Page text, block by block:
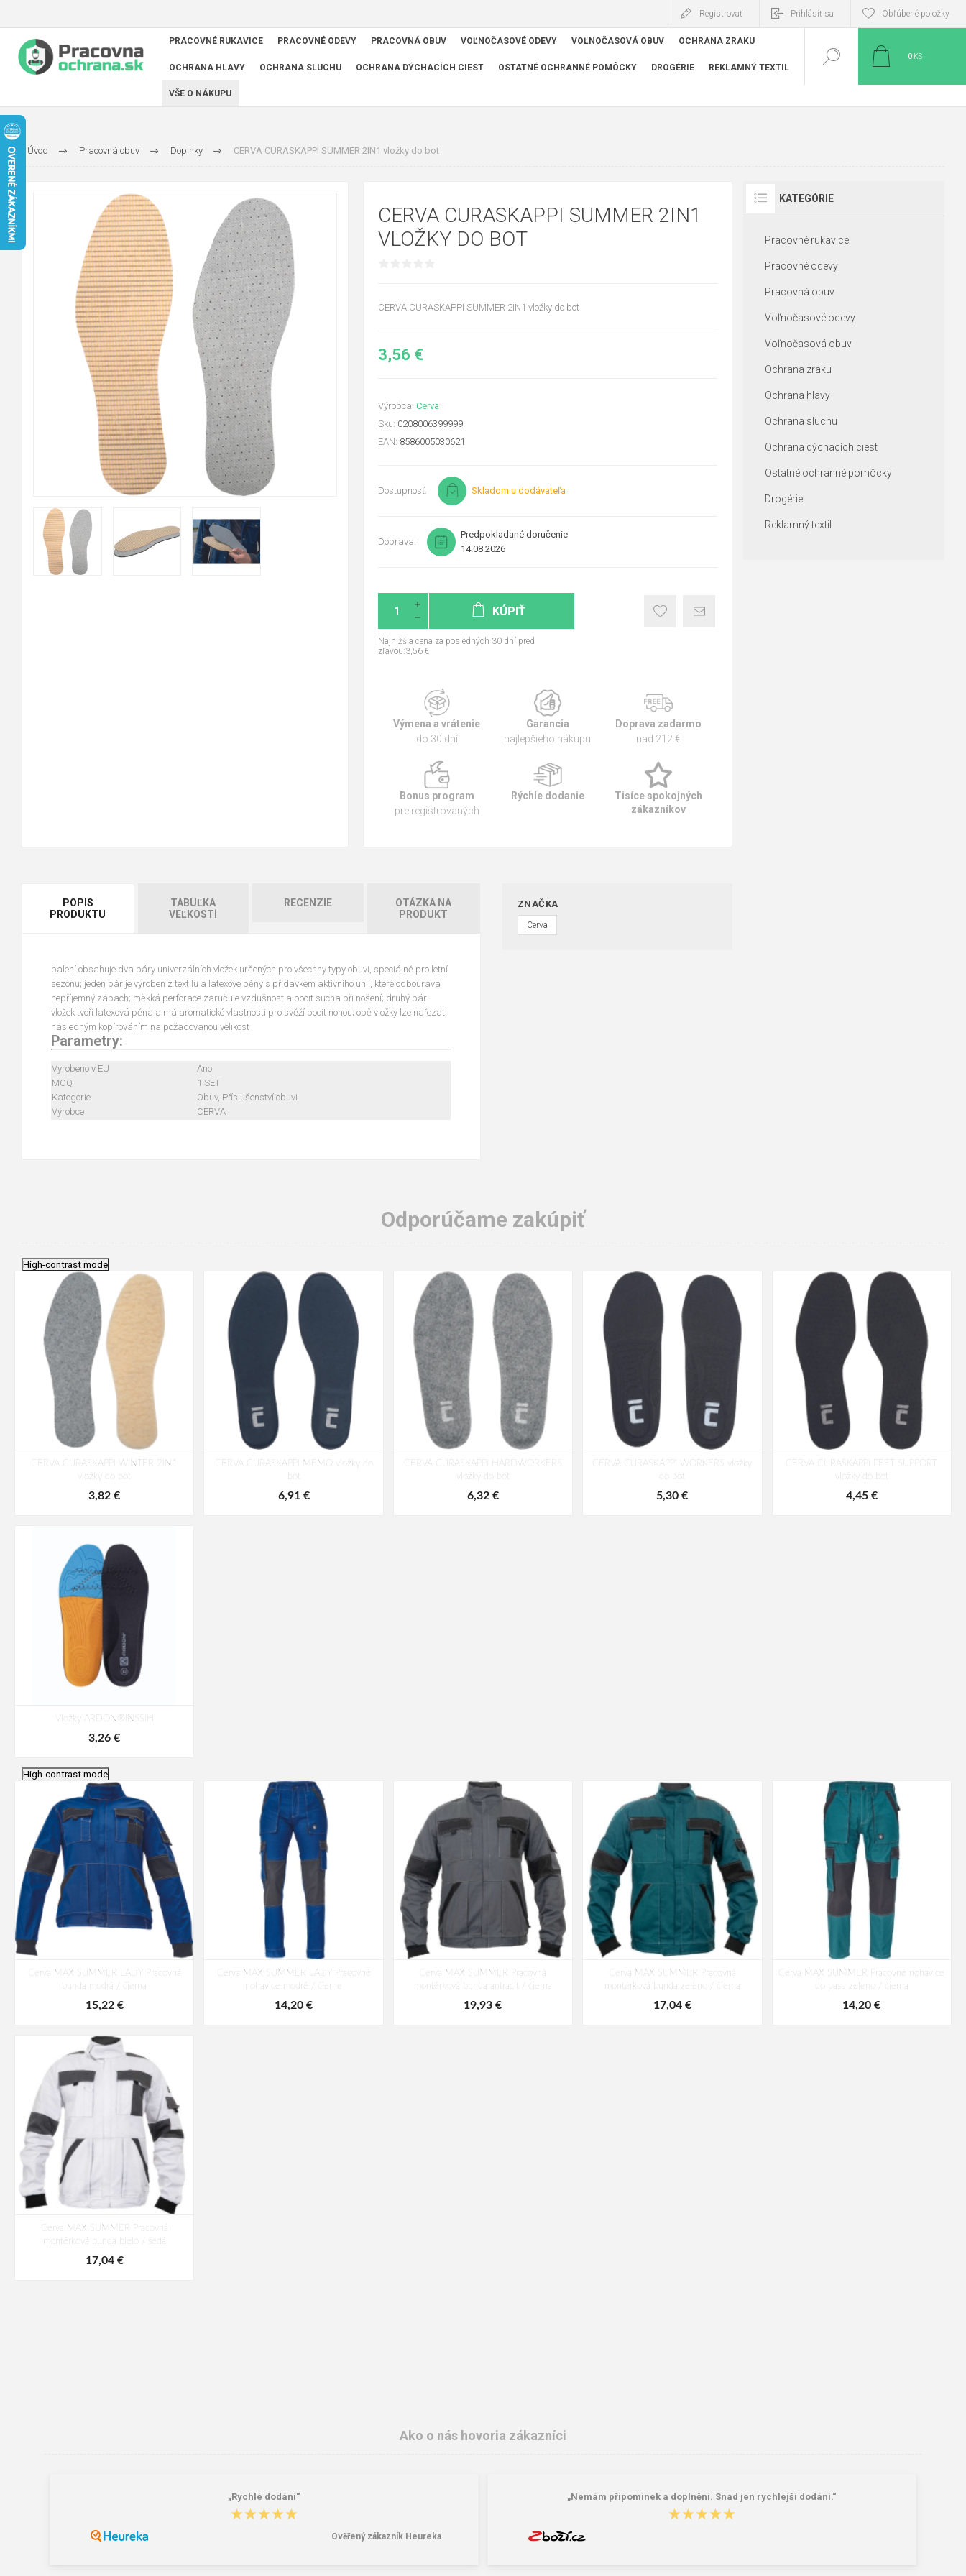
Registrovať Prihlásiť sa Obľúbené položky
PRACOVNÉ RUKAVICE PRACOVNÉ ODEVY PRACOVNÁ OBUV VOĽNOČASOVÉ ODEVY VOĽNOČASOVÁ OBUV OCHRANA ZRAKU
OCHRANA HLAVY OCHRANA SLUCHU OCHRANA DÝCHACÍCH CIEST OSTATNÉ OCHRANNÉ POMÔCKY DROGÉRIE REKLAMNÝ TEXTIL
VŠE O NÁKUPU
0 KS
Úvod Pracovná obuv Doplnky CERVA CURASKAPPI SUMMER 2IN1 vložky do bot
CERVA CURASKAPPI SUMMER 2IN1
VLOŽKY DO BOT
CERVA CURASKAPPI SUMMER 2IN1 vložky do bot
3,56 €
Výrobca: Cerva
Sku: 0208006399999
EAN: 8586005030621
Dostupnosť: Skladom u dodávateľa
Doprava:
Predpokladané doručenie
14.08.2026
KÚPIŤ
Najnižšia cena za posledných 30 dní pred
zľavou:3,56 €
Výmena a vrátenie
do 30 dní
Garancia
najlepšieho nákupu
Doprava zadarmo
nad 212 €
Bonus program
pre registrovaných
Rýchle dodanie
Tisíce spokojných
zákazníkov
POPIS
PRODUKTU
TABUĽKA
VEĽKOSTÍ
RECENZIE
OTÁZKA NA
PRODUKT
balení obsahuje dva páry univerzálních vložek určených pro všechny typy obuvi, speciálně pro letní
sezónu; jeden pár je vyroben z textilu a latexové pěny s přídavkem aktivního uhlí, které odbourává
nepříjemný zápach; měkká perforace zaručuje vzdušnost a pocit sucha při nošení; druhý pár
vložek tvoří latexová pěna a má aromatické vlastnosti pro svěží pocit nohou; obě vložky lze nařezat
následným kopírováním na požadovanou velikost
Parametry:
Vyrobeno v EU
Ano
MOQ
1 SET
Kategorie
Obuv, Příslušenství obuvi
Výrobce
CERVA
ZNAČKA
Cerva
KATEGÓRIE
Pracovné rukavice
Pracovné odevy
Pracovná obuv
Voľnočasové odevy
Voľnočasová obuv
Ochrana zraku
Ochrana hlavy
Ochrana sluchu
Ochrana dýchacích ciest
Ostatné ochranné pomôcky
Drogérie
Reklamný textil
Odporúčame zakúpiť
High-contrast mode
CERVA CURASKAPPI WINTER 2IN1
vložky do bot
3,82 €
CERVA CURASKAPPI MEMO vložky do
6,91 €
CERVA CURASKAPPI HARDWORKERS
vložky do bot
6,32 €
CERVA CURASKAPPI WORKERS vložky
5,30 €
CERVA CURASKAPPI FEET SUPPORT
vložky do bot
4,45 €
Vložky ARDON®INSSIH
3,26 €
High-contrast mode
Cerva MAX SUMMER LADY Pracovná
bunda modrá / čierna
15,22 €
Cerva MAX SUMMER LADY Pracovné
nohavice modré / čierne
14,20 €
Cerva MAX SUMMER Pracovná
montérková bunda antracit / čierna
19,93 €
Cerva MAX SUMMER Pracovná
montérková bunda zeleno / čierna
17,04 €
Cerva MAX SUMMER Pracovné nohavice
do pasu zeleno / čierna
14,20 €
Cerva MAX SUMMER Pracovná
montérková bunda bielo / šedá
17,04 €
Ako o nás hovoria zákazníci
„Rychlé dodání“
★★★★★
★★★★★
Ověřený zákazník Heureka
„Nemám připomínek a doplnění. Snad jen rychlejší dodání.“
★★★★★
★★★★★